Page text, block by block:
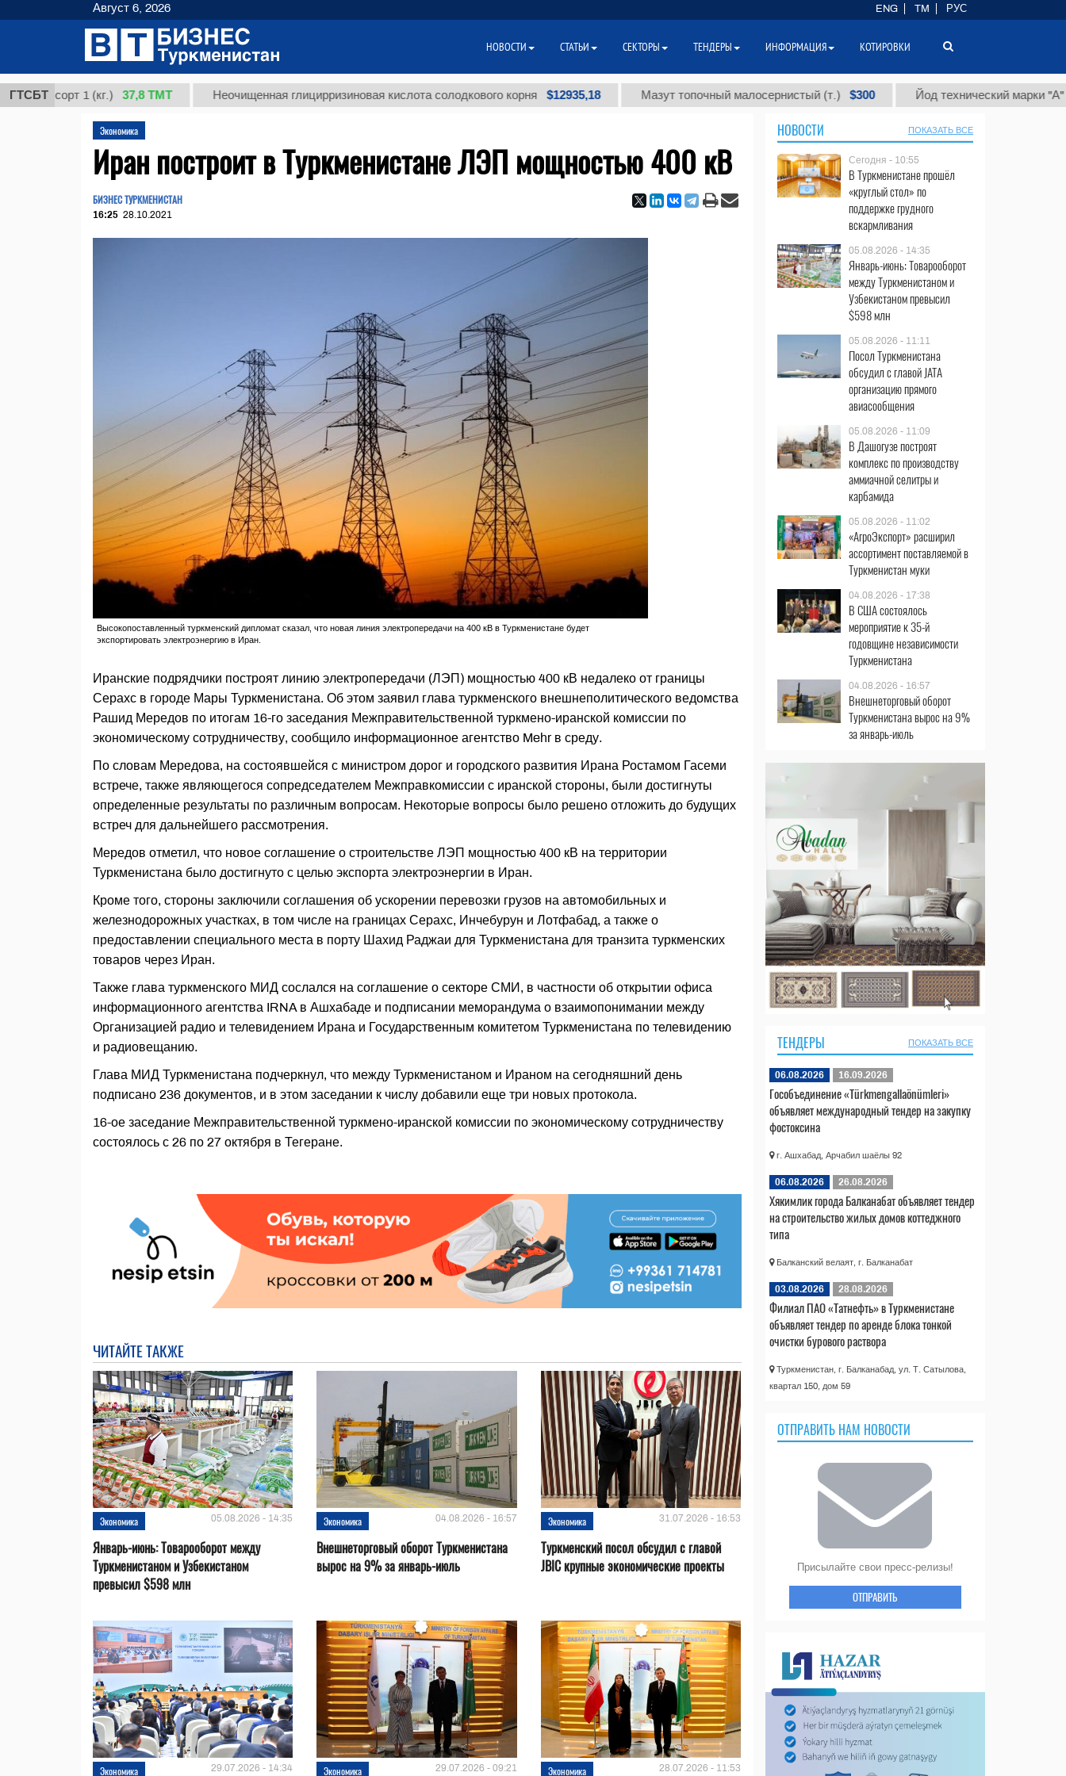
ГТСБТ
сорт 1 (кг.) 37,8 ТМТ Неочищенная глицирризиновая кислота солодкового корня $12935,18 Мазут топочный малосернистый (т.) $300 Йод технический марки "А" (т.)
Экономика
Иран построит в Туркменистане ЛЭП мощностью 400 кВ
БИЗНЕС ТУРКМЕНИСТАН
16:25 28.10.2021
Высокопоставленный туркменский дипломат сказал, что новая линия электропередачи на 400 кВ в Туркменистане будет
экспортировать электроэнергию в Иран.
Иранские подрядчики построят линию электропередачи (ЛЭП) мощностью 400 кВ недалеко от границы
Серахс в городе Мары Туркменистана. Об этом заявил глава туркменского внешнеполитического ведомства
Рашид Мередов по итогам 16-го заседания Межправительственной туркмено-иранской комиссии по
экономическому сотрудничеству, сообщило информационное агентство Mehr в среду.
По словам Мередова, на состоявшейся с министром дорог и городского развития Ирана Ростамом Гасеми
встрече, также являющегося сопредседателем Межправкомиссии с иранской стороны, были достигнуты
определенные результаты по различным вопросам. Некоторые вопросы было решено отложить до будущих
встреч для дальнейшего рассмотрения.
Мередов отметил, что новое соглашение о строительстве ЛЭП мощностью 400 кВ на территории
Туркменистана было достигнуто с целью экспорта электроэнергии в Иран.
Кроме того, стороны заключили соглашения об ускорении перевозки грузов на автомобильных и
железнодорожных участках, в том числе на границах Серахс, Инчебурун и Лотфабад, а также о
предоставлении специального места в порту Шахид Раджаи для Туркменистана для транзита туркменских
товаров через Иран.
Также глава туркменского МИД сослался на соглашение о секторе СМИ, в частности об открытии офиса
информационного агентства IRNA в Ашхабаде и подписании меморандума о взаимопонимании между
Организацией радио и телевидением Ирана и Государственным комитетом Туркменистана по телевидению
и радиовещанию.
Глава МИД Туркменистана подчеркнул, что между Туркменистаном и Ираном на сегодняшний день
подписано 236 документов, и в этом заседании к числу добавили еще три новых протокола.
16-ое заседание Межправительственной туркмено-иранской комиссии по экономическому сотрудничеству
состоялось с 26 по 27 октября в Тегеране.
ЧИТАЙТЕ ТАКЖЕ
Экономика 05.08.2026 - 14:35
Январь-июнь: Товарооборот между
Туркменистаном и Узбекистаном
превысил $598 млн
Экономика 04.08.2026 - 16:57
Внешнеторговый оборот Туркменистана
вырос на 9% за январь-июль
Экономика 31.07.2026 - 16:53
Туркменский посол обсудил с главой
JBIC крупные экономические проекты
Экономика 29.07.2026 - 14:34 Экономика 29.07.2026 - 09:21 Экономика 28.07.2026 - 11:53
НОВОСТИ ПОКАЗАТЬ ВСЕ
Сегодня - 10:55
В Туркменистане прошёл
«круглый стол» по
поддержке грудного
вскармливания
05.08.2026 - 14:35
Январь-июнь: Товарооборот
между Туркменистаном и
Узбекистаном превысил
$598 млн
05.08.2026 - 11:11
Посол Туркменистана
обсудил с главой JATA
организацию прямого
авиасообщения
05.08.2026 - 11:09
В Дашогузе построят
комплекс по производству
аммиачной селитры и
карбамида
05.08.2026 - 11:02
«АгроЭкспорт» расширил
ассортимент поставляемой в
Туркменистан муки
04.08.2026 - 17:38
В США состоялось
мероприятие к 35-й
годовщине независимости
Туркменистана
04.08.2026 - 16:57
Внешнеторговый оборот
Туркменистана вырос на 9%
за январь-июль
ТЕНДЕРЫ ПОКАЗАТЬ ВСЕ
06.08.2026 16.09.2026
Гособъединение «Türkmengallaönümleri»
объявляет международный тендер на закупку
фостоксина
г. Ашхабад, Арчабил шаёлы 92
06.08.2026 26.08.2026
Хякимлик города Балканабат объявляет тендер
на строительство жилых домов коттеджного
типа
Балканский велаят, г. Балканабат
03.08.2026 28.08.2026
Филиал ПАО «Татнефть» в Туркменистане
объявляет тендер по аренде блока тонкой
очистки бурового раствора
Туркменистан, г. Балканабад, ул. Т. Сатылова,
квартал 150, дом 59
ОТПРАВИТЬ НАМ НОВОСТИ
Присылайте свои пресс-релизы!
ОТПРАВИТЬ
Август 6, 2026 ENG TM РУС
НОВОСТИ СТАТЬИ СЕКТОРЫ ТЕНДЕРЫ ИНФОРМАЦИЯ КОТИРОВКИ